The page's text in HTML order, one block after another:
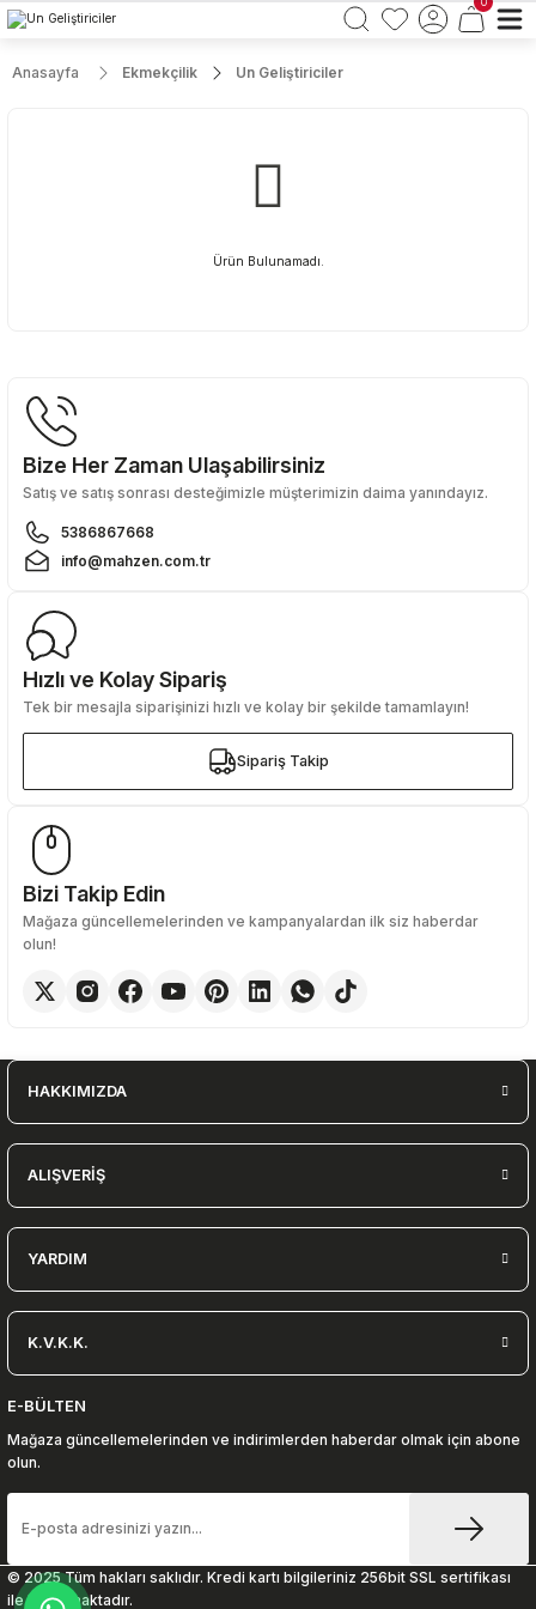
0
Anasayfa Ekmekçilik Un Geliştiriciler
Ürün Bulunamadı.
Bize Her Zaman Ulaşabilirsiniz
Satış ve satış sonrası desteğimizle müşterimizin daima yanındayız.
5386867668
info@mahzen.com.tr
Hızlı ve Kolay Sipariş
Tek bir mesajla siparişinizi hızlı ve kolay bir şekilde tamamlayın!
Sipariş Takip
Sipariş Takip
Bizi Takip Edin
Mağaza güncellemelerinden ve kampanyalardan ilk siz haberdar
olun!
HAKKIMIZDA
ALIŞVERİŞ
YARDIM
K.V.K.K.
E-BÜLTEN
Mağaza güncellemelerinden ve indirimlerden haberdar olmak için abone
olun.
© 2025 Tüm hakları saklıdır. Kredi kartı bilgileriniz 256bit SSL sertifikası
ile korunmaktadır.